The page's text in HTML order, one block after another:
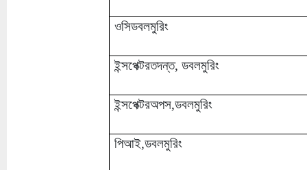
ওসিডবলমুরিং
ইন্সপেক্টরতদন্ত, ডবলমুরিং
ইন্সপেক্টরঅপস,ডবলমুরিং
পিআই,ডবলমুরিং